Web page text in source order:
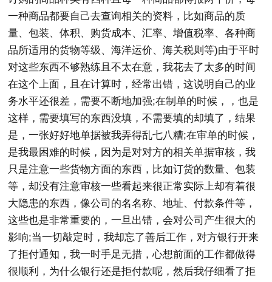
一种商品都要自己去查询相关的资料，比如商品的质
量、包装、体积、购货成本、汇率、增值税率、各种商
品所适用的货物等级、海洋运价、海关税则等)由于平时
对这些东西不够熟练且不太在意，我花去了太多的时间
在这个上面，且在计算时，经常出错，这说明自己的业
务水平还很差，需要不断地加强;在制单的时候，，也是
这样，需要填写的东西没填，不需要填的却填了，结果
是，一张好好地单据被我弄得乱七八糟;在审单的时候，
是我最困难的时候，因为是对对方的相关单据审核，我
只是注意一些货物方面的东西，比如订货的数量、包装
等，却没有注意审核一些看起来很正常实际上却有着很
大隐患的东西，像公司的名名称、地址、付款条件等，
这些也是非常重要的，一旦出错，会对公司产生很大的
影响;当一切敲定时，我却忘了善后工作，对方银行开来
了拒付通知，我一时手足无措，心想前面的工作都做得
很顺利，为什么银行还是拒付款呢，然后我仔细看了拒